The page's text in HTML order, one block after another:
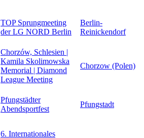
TOP Sprungmeeting
der LG NORD Berlin
Berlin-
Reinickendorf
Chorzów, Schlesien |
Kamila Skolimowska
Memorial | Diamond
League Meeting
Chorzow (Polen)
Pfungstädter
Abendsportfest
Pfungstadt
6. Internationales